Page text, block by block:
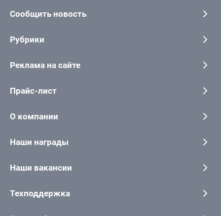
Сообщить новость
Рубрики
Реклама на сайте
Прайс-лист
О компании
Наши награды
Наши вакансии
Техподдержка